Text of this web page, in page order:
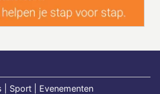
| Sport | Evenementen